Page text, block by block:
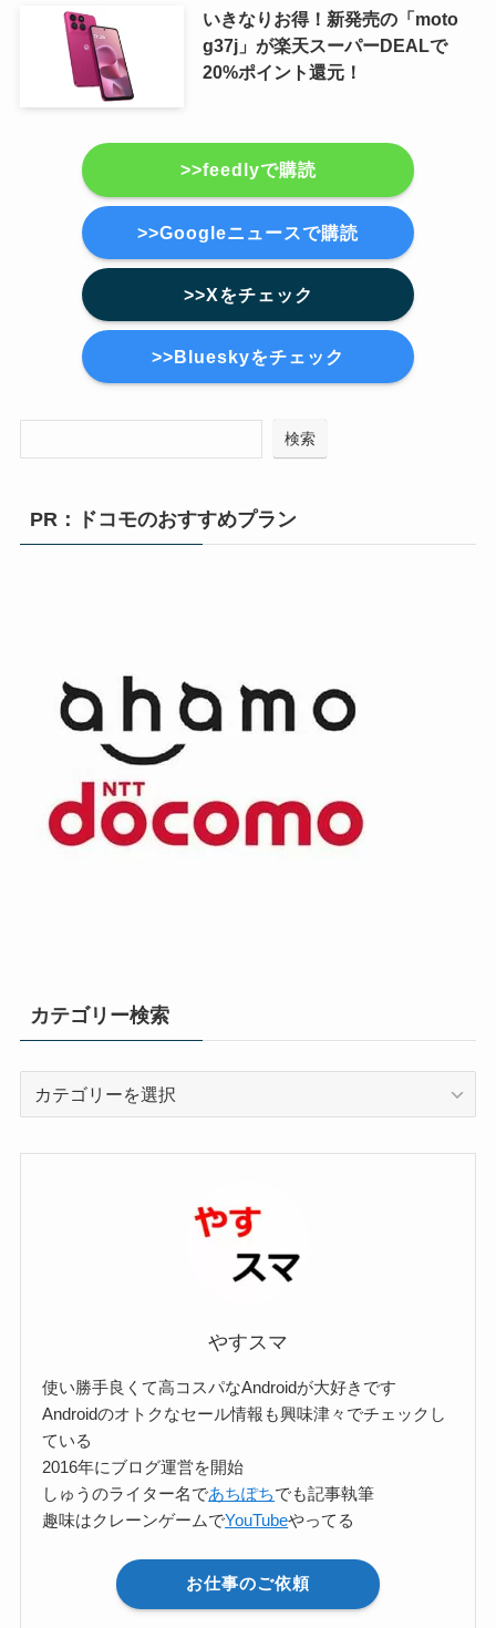
いきなりお得！新発売の「moto
g37j」が楽天スーパーDEALで
20%ポイント還元！
>>feedlyで購読
>>Googleニュースで購読
>>Xをチェック
>>Blueskyをチェック
検索
PR：ドコモのおすすめプラン
カテゴリー検索
やすスマ
使い勝手良くて高コスパなAndroidが大好きです
Androidのオトクなセール情報も興味津々でチェックし
ている
2016年にブログ運営を開始
しゅうのライター名であちぽちでも記事執筆
趣味はクレーンゲームでYouTubeやってる
お仕事のご依頼